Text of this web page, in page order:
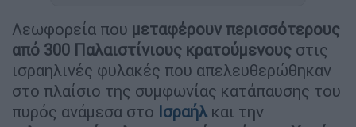
Λεωφορεία που μεταφέρουν περισσότερους
από 300 Παλαιστίνιους κρατούμενους στις
ισραηλινές φυλακές που απελευθερώθηκαν
στο πλαίσιο της συμφωνίας κατάπαυσης του
πυρός ανάμεσα στο Ισραήλ και την